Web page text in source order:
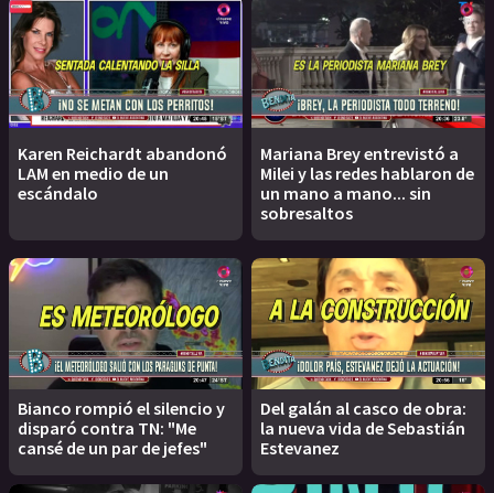
Karen Reichardt abandonó
LAM en medio de un
escándalo
Mariana Brey entrevistó a
Milei y las redes hablaron de
un mano a mano... sin
sobresaltos
Bianco rompió el silencio y
disparó contra TN: "Me
cansé de un par de jefes"
Del galán al casco de obra:
la nueva vida de Sebastián
Estevanez